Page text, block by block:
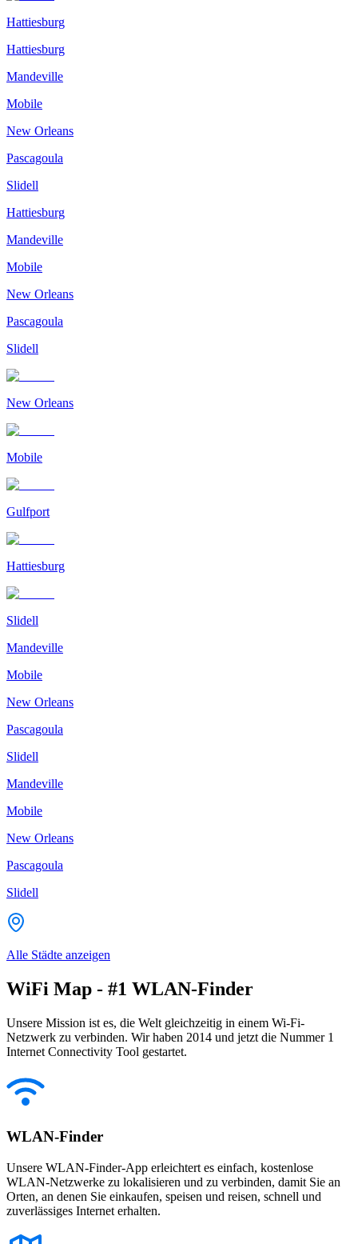
Hattiesburg
Hattiesburg
Mandeville
Mobile
New Orleans
Pascagoula
Slidell
Hattiesburg
Mandeville
Mobile
New Orleans
Pascagoula
Slidell
New Orleans
Mobile
Gulfport
Hattiesburg
Slidell
Mandeville
Mobile
New Orleans
Pascagoula
Slidell
Mandeville
Mobile
New Orleans
Pascagoula
Slidell
Alle Städte anzeigen
WiFi Map - #1 WLAN-Finder
Unsere Mission ist es, die Welt gleichzeitig in einem Wi-Fi-
Netzwerk zu verbinden. Wir haben 2014 und jetzt die Nummer 1
Internet Connectivity Tool gestartet.
WLAN-Finder
Unsere WLAN-Finder-App erleichtert es einfach, kostenlose
WLAN-Netzwerke zu lokalisieren und zu verbinden, damit Sie an
Orten, an denen Sie einkaufen, speisen und reisen, schnell und
zuverlässiges Internet erhalten.